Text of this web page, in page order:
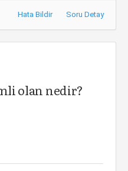
Hata Bildir Soru Detay
olan nedir?